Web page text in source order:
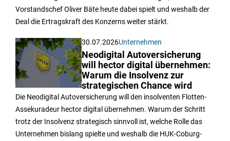
Vorstandschef Oliver Bäte heute dabei spielt und weshalb der
Deal die Ertragskraft des Konzerns weiter stärkt.
30.07.2026Unternehmen
Neodigital Autoversicherung
will hector digital übernehmen:
Warum die Insolvenz zur
strategischen Chance wird
Die Neodigital Autoversicherung will den insolventen Flotten-
Assekuradeur hector digital übernehmen. Warum der Schritt
trotz der Insolvenz strategisch sinnvoll ist, welche Rolle das
Unternehmen bislang spielte und weshalb die HUK-Coburg-